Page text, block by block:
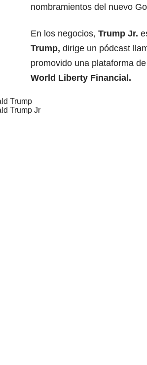
nombramientos del nuevo
En los negocios, Trump Jr.
Trump, dirige un pódcast
promovido una plataforma
World Liberty Financial.
Trump
Trump Jr